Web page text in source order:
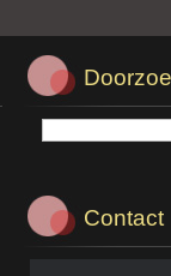
Contact